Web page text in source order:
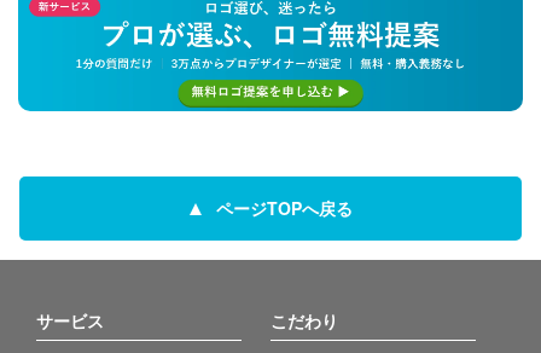
ページTOPへ戻る
サービス こだわり